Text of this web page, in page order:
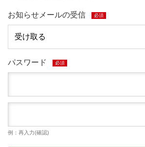
お知らせメールの受信 必須
パスワード 必須
例：再入力(確認)